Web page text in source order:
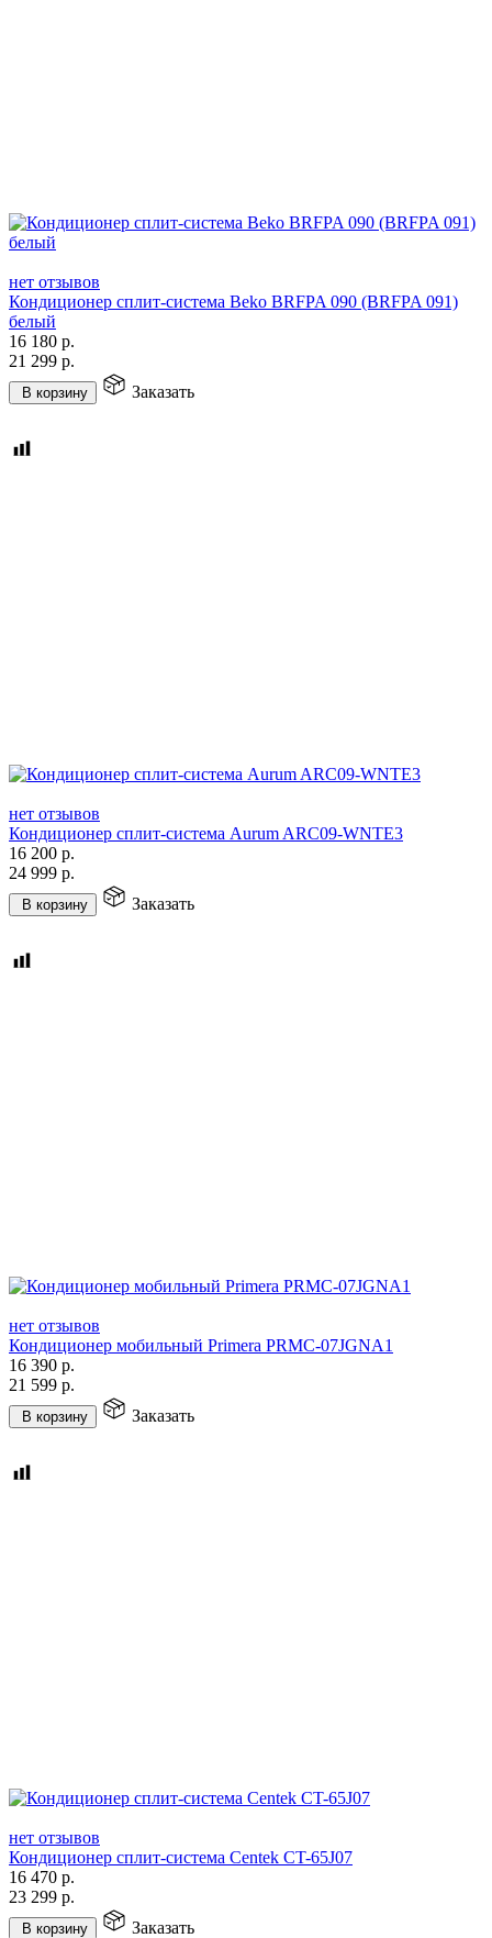
нет отзывов
Кондиционер сплит-система Beko BRFPA 090 (BRFPA 091)
белый
16 180 р.
21 299 р.
В корзину Заказать
нет отзывов
Кондиционер сплит-система Aurum ARC09-WNTE3
16 200 р.
24 999 р.
В корзину Заказать
нет отзывов
Кондиционер мобильный Primera PRMC-07JGNA1
16 390 р.
21 599 р.
В корзину Заказать
нет отзывов
Кондиционер сплит-система Centek CT-65J07
16 470 р.
23 299 р.
В корзину Заказать